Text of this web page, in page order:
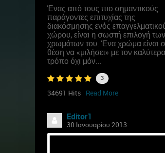
Ένας από τους πιο σημαντικούς
παράγοντες επιτυχίας της
διακόσμησης ενός
χώρου, είναι η σωστή επιλογή των
χρωμάτων του. Ένα χρώμα είναι
θέση να «μιλήσει» με τον καλύτερο
τρόπο όχι μόν...
3
34691 Hits Read More
Editor1
30 Ιανουαρίου 2013